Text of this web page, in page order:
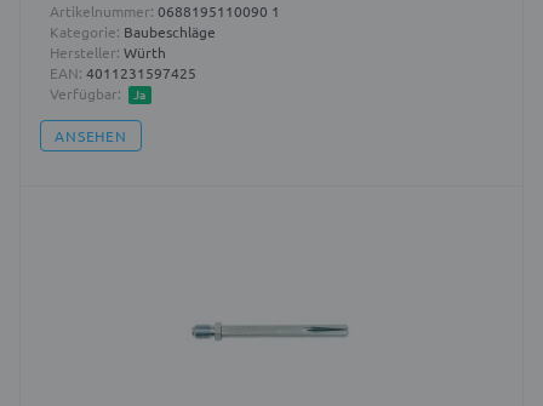
Artikelnummer: 0688195110090 1
Kategorie: Baubeschläge
Hersteller: Würth
EAN: 4011231597425
Verfügbar:
Ja
ANSEHEN